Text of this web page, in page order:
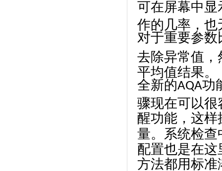
可在屏幕中
作的几率，也
对于重要参数
去除异常值，
平均值结果。
全新的AQA功
骤现在可以很
醒功能，这样
量。系统检查
配置也是在这
方法都用标准